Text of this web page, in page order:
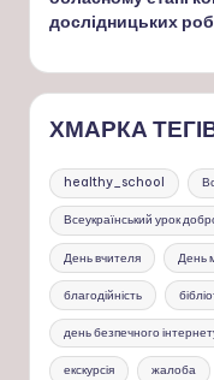
дослідницьких
ХМАРКА
healthy_school
Всеукраїнський урок
День вчителя День
благодійність
день безпечного
екскурсія жалоба